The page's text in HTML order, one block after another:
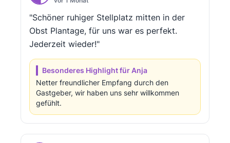
"Schöner ruhiger Stellplatz mitten in der
Obst Plantage, für uns war es perfekt.
Jederzeit wieder!"
Besonderes Highlight für Anja
Netter freundlicher Empfang durch den
Gastgeber, wir haben uns sehr willkommen
gefühlt.